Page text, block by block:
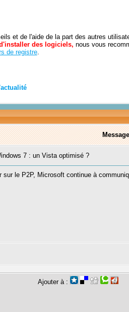
et de l'aide de la part des autres
des logiciels, nous vous
de registre.
7 : un Vista optimisé ?
le P2P, Microsoft continue à
Ajouter à :